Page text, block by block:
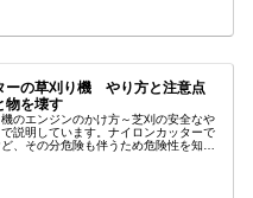
ーの草刈り機 やり方と注意点
物を壊す
のエンジンのかけ方～芝刈の安全なや
説明しています。ナイロンカッターで
、その分危険も伴うため危険性を知っ